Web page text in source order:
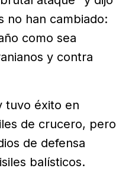
no han cambiado:
como sea
y contra
tuvo éxito en
de crucero, pero
de defensa
balísticos.